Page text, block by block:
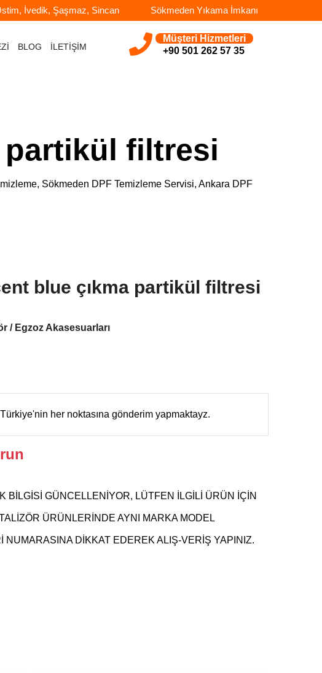
İvedik, Şaşmaz, Sincan Sökmeden Yıkama İmkanı
BLOG İLETİŞİM
Müşteri Hizmetleri
+90 501 262 57 35
partikül filtresi
Sökmeden DPF Temizleme Servisi, Ankara DPF
blue çıkma partikül filtresi
/ Egzoz Akasesuarları
her noktasına gönderim yapmaktayz.
BİLGİSİ GÜNCELLENİYOR, LÜTFEN İLGİLİ ÜRÜN İÇİN
ÜRÜNLERİNDE AYNI MARKA MODEL
NUMARASINA DİKKAT EDEREK ALIŞ-VERİŞ YAPINIZ.